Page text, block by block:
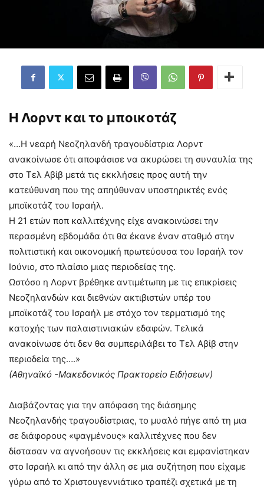
Η Λορντ και το μποικοτάζ
«…Η νεαρή Νεοζηλανδή τραγουδίστρια Λορντ
ανακοίνωσε ότι αποφάσισε να ακυρώσει τη συναυλία της
στο Τελ Αβίβ μετά τις εκκλήσεις προς αυτή την
κατεύθυνση που της απηύθυναν υποστηρικτές ενός
μποϊκοτάζ του Ισραήλ.
Η 21 ετών ποπ καλλιτέχνης είχε ανακοινώσει την
περασμένη εβδομάδα ότι θα έκανε έναν σταθμό στην
πολιτιστική και οικονομική πρωτεύουσα του Ισραήλ τον
Ιούνιο, στο πλαίσιο μιας περιοδείας της.
Ωστόσο η Λορντ βρέθηκε αντιμέτωπη με τις επικρίσεις
Νεοζηλανδών και διεθνών ακτιβιστών υπέρ του
μποϊκοτάζ του Ισραήλ με στόχο τον τερματισμό της
κατοχής των παλαιστινιακών εδαφών. Τελικά
ανακοίνωσε ότι δεν θα συμπεριλάβει το Τελ Αβίβ στην
περιοδεία της….»
(Αθηναϊκό -Μακεδονικός Πρακτορείο Ειδήσεων)
Διαβάζοντας για την απόφαση της διάσημης
Νεοζηλανδής τραγουδίστριας, το μυαλό πήγε από τη μια
σε διάφορους «ψαγμένους» καλλιτέχνες που δεν
δίστασαν να αγνοήσουν τις εκκλήσεις και εμφανίστηκαν
στο Ισραήλ κι από την άλλη σε μια συζήτηση που είχαμε
γύρω από το Χριστουγεννιάτικο τραπέζι σχετικά με τη